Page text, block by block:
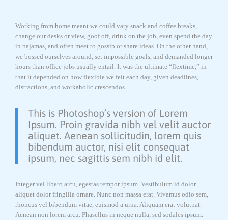
Working from home meant we could vary snack and coffee breaks,
change our desks or view, goof off, drink on the job, even spend the day
in pajamas, and often meet to gossip or share ideas. On the other hand,
we bossed ourselves around, set impossible goals, and demanded longer
hours than office jobs usually entail. It was the ultimate “flextime,” in
that it depended on how flexible we felt each day, given deadlines,
distractions, and workaholic crescendos.
This is Photoshop’s version of Lorem
Ipsum. Proin gravida nibh vel velit auctor
aliquet. Aenean sollicitudin, lorem quis
bibendum auctor, nisi elit consequat
ipsum, nec sagittis sem nibh id elit.
Integer vel libero arcu, egestas tempor ipsum. Vestibulum id dolor
aliquet dolor fringilla ornare. Nunc non massa erat. Vivamus odio sem,
rhoncus vel bibendum vitae, euismod a urna. Aliquam erat volutpat.
Aenean non lorem arcu. Phasellus in neque nulla, sed sodales ipsum.